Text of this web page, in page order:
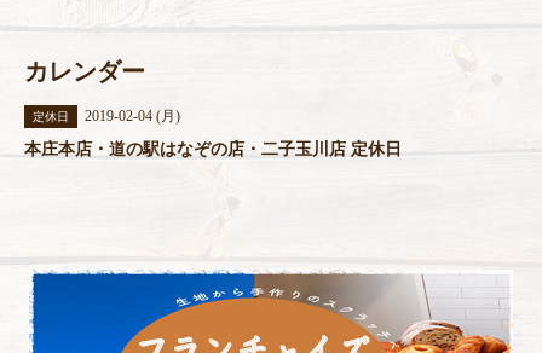
カレンダー
定休日 2019-02-04 (月)
本庄本店・道の駅はなぞの店・二子玉川店 定休日